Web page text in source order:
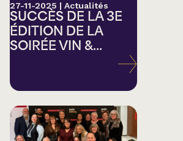
27-11-2025 | Actualités
SUCCÈS DE LA 3E
ÉDITION DE LA
SOIRÉE VIN &...